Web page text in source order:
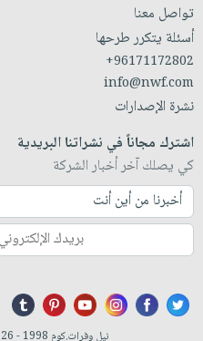
تواصل معنا
أسئلة يتكرر طرحها
+96171172802
info@nwf.com
نشرة الإصدارات
اشترك مجاناً في نشراتنا البريدية
كي يصلك آخر أخبار الشركة
نيل وفرات.كوم 1998 - 2026. كافة الحقوق محفوظة ©